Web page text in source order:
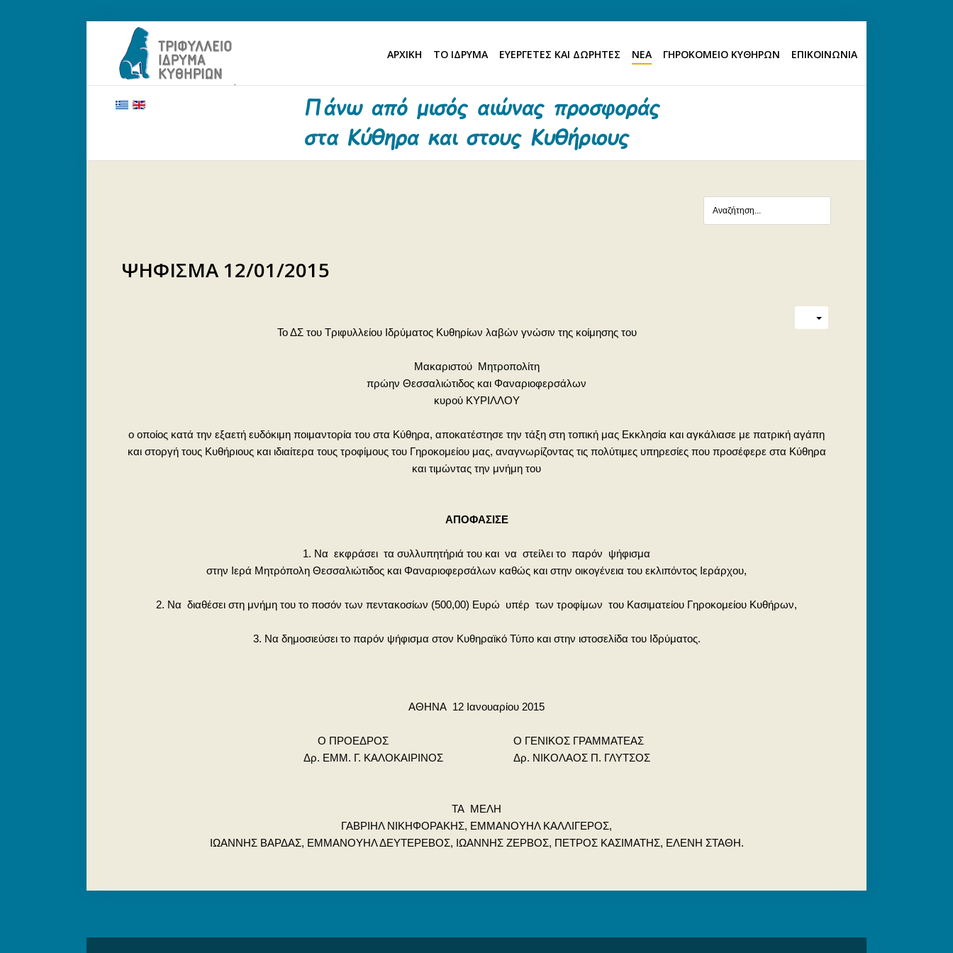
ΑΡΧΙΚΗ ΤΟ ΙΔΡΥΜΑ ΕΥΕΡΓΕΤΕΣ ΚΑΙ ΔΩΡΗΤΕΣ ΝΕΑ ΓΗΡΟΚΟΜΕΙΟ ΚΥΘΗΡΩΝ ΕΠΙΚΟΙΝΩΝΙΑ
ΨΗΦΙΣΜΑ 12/01/2015
Το ΔΣ του Τριφυλλείου Ιδρύματος Κυθηρίων λαβών γνώσιν της κοίμησης του
Μακαριστού Μητροπολίτη
πρώην Θεσσαλιώτιδος και Φαναριοφερσάλων
κυρού ΚΥΡΙΛΛΟΥ
ο οποίος κατά την εξαετή ευδόκιμη ποιμαντορία του στα Κύθηρα, αποκατέστησε την τάξη στη τοπική μας Εκκλησία και αγκάλιασε με πατρική αγάπη
και στοργή τους Κυθήριους και ιδιαίτερα τους τροφίμους του Γηροκομείου μας, αναγνωρίζοντας τις πολύτιμες υπηρεσίες που προσέφερε στα Κύθηρα
και τιμώντας την μνήμη του
ΑΠΟΦΑΣΙΣΕ
1. Να εκφράσει τα συλλυπητήριά του και να στείλει το παρόν ψήφισμα
στην Ιερά Μητρόπολη Θεσσαλιώτιδος και Φαναριοφερσάλων καθώς και στην οικογένεια του εκλιπόντος Ιεράρχου,
2. Να διαθέσει στη μνήμη του το ποσόν των πεντακοσίων (500,00) Ευρώ υπέρ των τροφίμων του Κασιματείου Γηροκομείου Κυθήρων,
3. Να δημοσιεύσει το παρόν ψήφισμα στον Κυθηραϊκό Τύπο και στην ιστοσελίδα του Ιδρύματος.
ΑΘΗΝΑ 12 Ιανουαρίου 2015
Ο ΠΡΟΕΔΡΟΣ Ο ΓΕΝΙΚΟΣ ΓΡΑΜΜΑΤΕΑΣ
Δρ. ΕΜΜ. Γ. ΚΑΛΟΚΑΙΡΙΝΟΣ Δρ. ΝΙΚΟΛΑΟΣ Π. ΓΛΥΤΣΟΣ
ΤΑ ΜΕΛΗ
ΓΑΒΡΙΗΛ ΝΙΚΗΦΟΡΑΚΗΣ, ΕΜΜΑΝΟΥΗΛ ΚΑΛΛΙΓΕΡΟΣ,
ΙΩΑΝΝΗΣ ΒΑΡΔΑΣ, ΕΜΜΑΝΟΥΗΛ ΔΕΥΤΕΡΕΒΟΣ, ΙΩΑΝΝΗΣ ΖΕΡΒΟΣ, ΠΕΤΡΟΣ ΚΑΣΙΜΑΤΗΣ, ΕΛΕΝΗ ΣΤΑΘΗ.